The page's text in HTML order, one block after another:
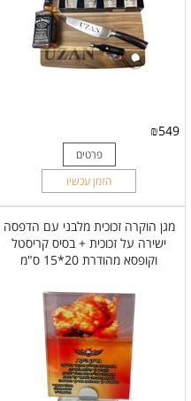
₪549
פרטים
הזמן עכשיו
מגן הוקרה זכוכית מלבני עם הדפסה
ישירה על זכוכית + בסיס קריסטל
וקופסא מהודרת 20*15 ס"מ